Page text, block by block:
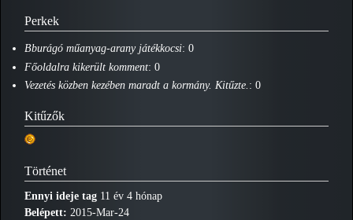
Perkek
Bburágó műanyag-arany játékkocsi: 0
Főoldalra kikerült komment: 0
Vezetés közben kezében maradt a kormány. Kitűzte. : 0
Kitűzők
Történet
Ennyi ideje tag 11 év 4 hónap
Belépett: 2015-Mar-24